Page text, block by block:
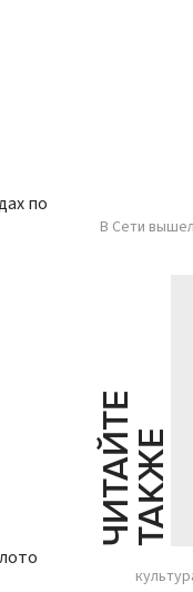
по
В Сети
Ч
И
Т
АЙ
Т
Е
Т
А
К
ЖЕ